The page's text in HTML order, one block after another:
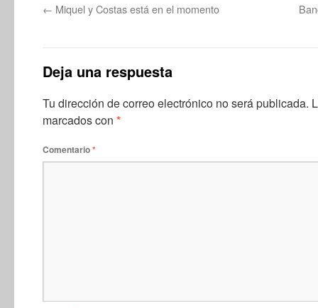
← Miquel y Costas está en el momento
Deja una respuesta
Tu dirección de correo electrónico no será publicada.
marcados con *
Comentario*